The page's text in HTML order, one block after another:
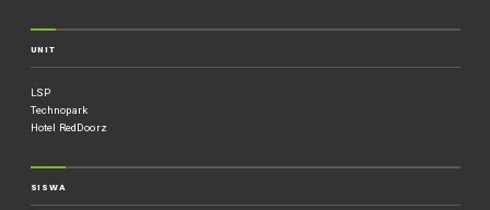
UNIT
LSP
Technopark
Hotel RedDoorz
SISWA